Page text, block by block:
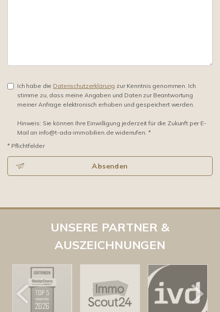
Ich habe die Datenschutzerklärung zur Kenntnis genommen. Ich
stimme zu, dass meine Angaben und Daten zur Beantwortung
meiner Anfrage elektronisch erhoben und gespeichert werden.
Hinweis: Sie können Ihre Einwilligung jederzeit für die Zukunft per E-
Mail an info@t-ada-immobilien.de widerrufen. *
* Pflichtfelder
Absenden
UNSERE PARTNER &
AUSZEICHNUNGEN